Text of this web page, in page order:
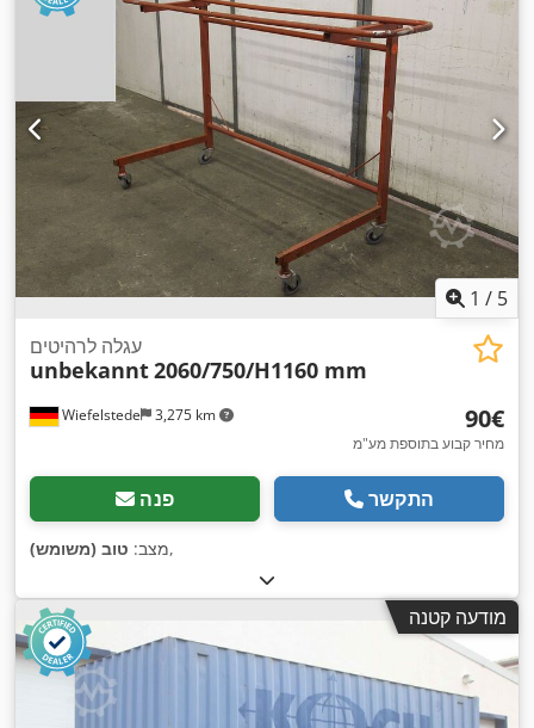
1 / 5
Wiefelstede 3,275 km
עגלה לרהיטים
unbekannt2060/750/H1160 mm
‏90 ‏€
מחיר קבוע בתוספת מע"מ
פנה התקשר
מצב: טוב (משומש) ,
מודעה קטנה